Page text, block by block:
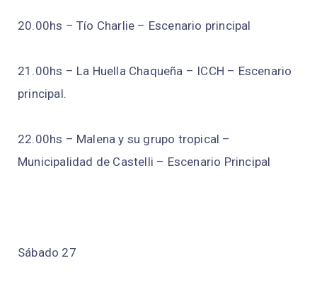
20.00hs – Tío Charlie – Escenario principal
21.00hs – La Huella Chaqueña – ICCH – Escenario
principal.
22.00hs – Malena y su grupo tropical –
Municipalidad de Castelli – Escenario Principal
Sábado 27